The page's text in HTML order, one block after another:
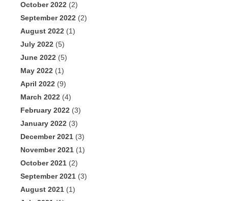
October 2022 (2)
September 2022 (2)
August 2022 (1)
July 2022 (5)
June 2022 (5)
May 2022 (1)
April 2022 (9)
March 2022 (4)
February 2022 (3)
January 2022 (3)
December 2021 (3)
November 2021 (1)
October 2021 (2)
September 2021 (3)
August 2021 (1)